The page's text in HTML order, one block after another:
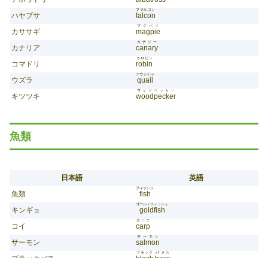
ハヤブサ falcon
ファルコン
カササギ magpie
マ グパイ
カナリア canary
カ ナ リー
コマドリ robin
ゥロ ビン
ウズラ quail
クウェイル
キツツキ woodpecker
ウッ ドペッカー
魚類
日本語
英語
魚類
fish
フィッシュ
キンギョ goldfish
ゴールドフィッシュ
コイ carp
カー プ
サーモン salmon
サー モン
ブラ ック バァ ス